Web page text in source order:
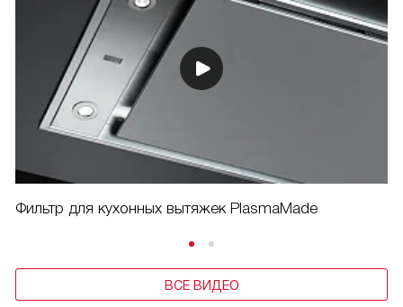
Фильтр для кухонных вытяжек PlasmaMade
ВСЕ ВИДЕО